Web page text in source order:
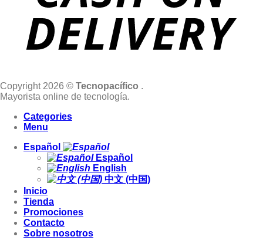
Copyright 2026 © Tecnopacífico .
Mayorista online de tecnología.
Categories
Menu
Español
Español
English
中文 (中国)
Inicio
Tienda
Promociones
Contacto
Sobre nosotros